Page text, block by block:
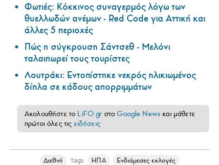
Φωτιές: Κόκκινος συναγερμός λόγω των
θυελλωδών ανέμων - Red Code για Αττική και
άλλες 5 περιοχές
Πώς η σύγκρουση Σάντσεθ - Μελόνι
ταλαιπωρεί τους τουρίστες
Λουτράκι: Εντοπίστηκε νεκρός ηλικιωμένος
δίπλα σε κάδους απορριμμάτων
Ακολουθήστε το LiFO.gr στοGoogle News και μάθετε
πρώτοι όλες τις ειδήσεις
Διεθνή Tags ΗΠΑ
Ενδιάμεσες εκλογές